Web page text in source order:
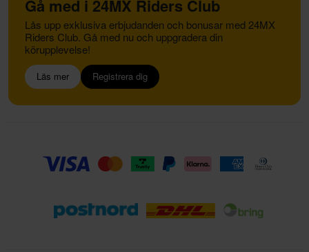
Gå med i 24MX Riders Club
Lås upp exklusiva erbjudanden och bonusar med 24MX
Riders Club. Gå med nu och uppgradera din
körupplevelse!
Läs mer Registrera dig